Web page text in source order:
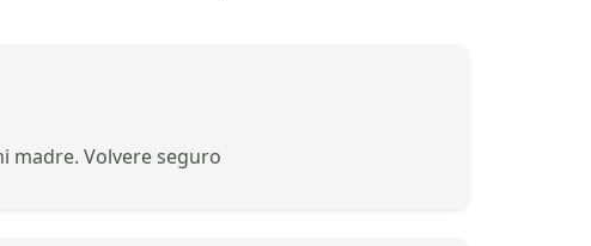
madre. Volvere seguro